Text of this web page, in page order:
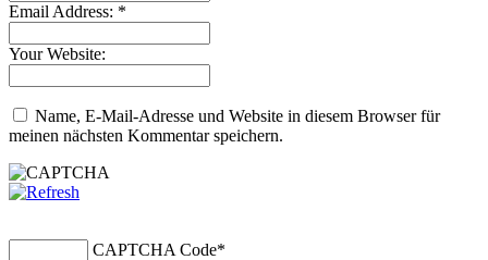
Email Address: *
Your Website:
Name, E-Mail-Adresse und Website in diesem Browser für
meinen nächsten Kommentar speichern.
CAPTCHA Code*